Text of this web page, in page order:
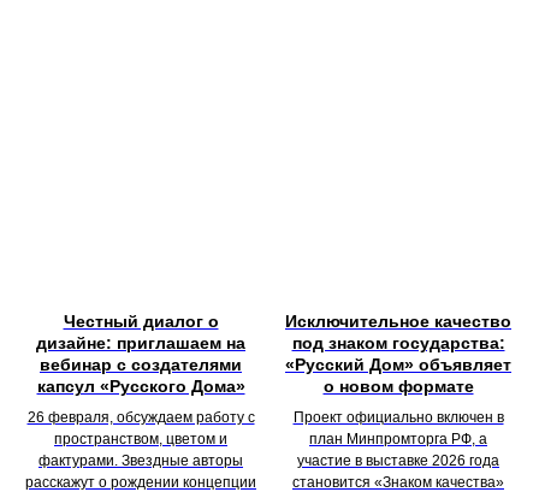
Честный диалог о
дизайне: приглашаем на
вебинар с создателями
капсул «Русского Дома»
26 февраля, обсуждаем работу с
пространством, цветом и
фактурами. Звездные авторы
расскажут о рождении концепции
Исключительное качество
под знаком государства:
«Русский Дом» объявляет
о новом формате
Проект официально включен в
план Минпромторга РФ, а
участие в выставке 2026 года
становится «Знаком качества»